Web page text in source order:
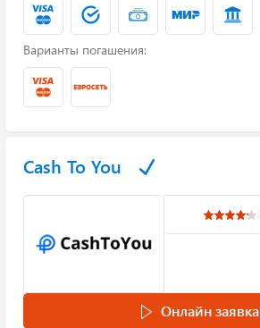
Варианты погашения:
Cash To You
Онлайн заявка